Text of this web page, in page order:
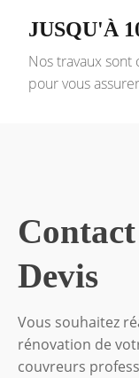
JUSQU'À
Nos travaux sont
pour vous
Devis
Vous souhaitez
rénovation de
couvreurs